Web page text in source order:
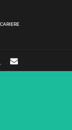
CARIERE